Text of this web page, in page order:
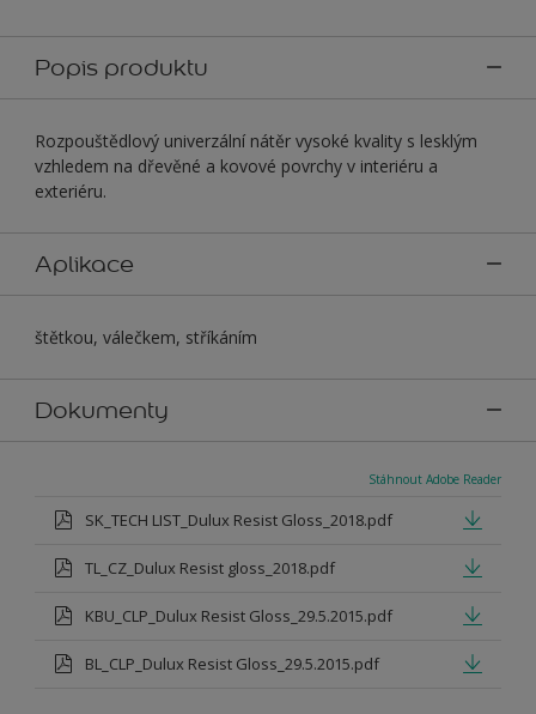
Popis produktu
Rozpouštědlový univerzální nátěr vysoké kvality s lesklým
vzhledem na dřevěné a kovové povrchy v interiéru a
exteriéru.
Aplikace
štětkou, válečkem, stříkáním
Dokumenty
Stáhnout Adobe Reader
SK_TECH LIST_Dulux Resist Gloss_2018.pdf
TL_CZ_Dulux Resist gloss_2018.pdf
KBU_CLP_Dulux Resist Gloss_29.5.2015.pdf
BL_CLP_Dulux Resist Gloss_29.5.2015.pdf